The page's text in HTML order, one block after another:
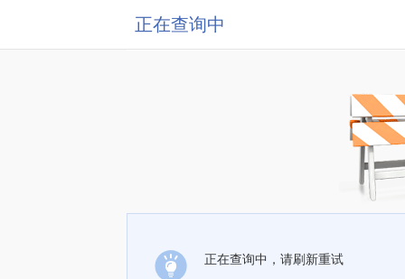
正在查询中
正在查询中，请刷新重试